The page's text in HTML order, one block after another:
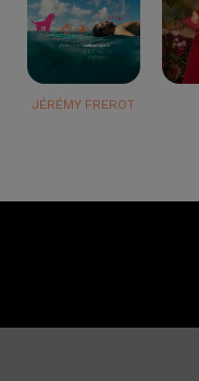
JÉRÉMY FREROT